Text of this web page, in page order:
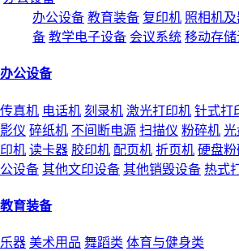
办公设备 教育装备 复印机 照相机
备 教学电子设备 会议系统 移动存
办公设备
传真机 电话机 刻录机 激光打印机 针式打
影仪 碎纸机 不间断电源 扫描仪 粉碎机 光
印机 读卡器 胶印机 配页机 折页机 硬盘
公设备 其他文印设备 其他销毁设备 热式
教育装备
乐器 美术用品 舞蹈类 体育与健身类